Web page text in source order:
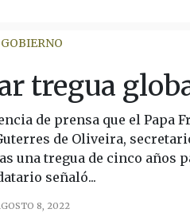
GOBIERNO
tregua
de prensa que el Papa
de Oliveira,
una tregua de cinco años
señaló...
8, 2022